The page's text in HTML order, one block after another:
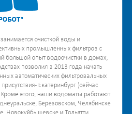
очисткой воды и
промышленных фильтров с
большой опыт водоочистки в домах,
позволил в 2013 года начать
автоматических фильтровальных
- Екатеринбург (сейчас
этого, наши водоматы работают
Березовском, Челябинске